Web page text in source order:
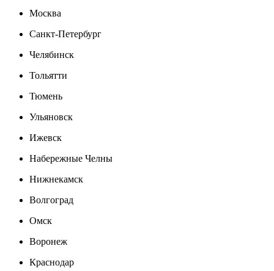
Москва
Санкт-Петербург
Челябинск
Тольятти
Тюмень
Ульяновск
Ижевск
Набережные Челны
Нижнекамск
Волгоград
Омск
Воронеж
Краснодар